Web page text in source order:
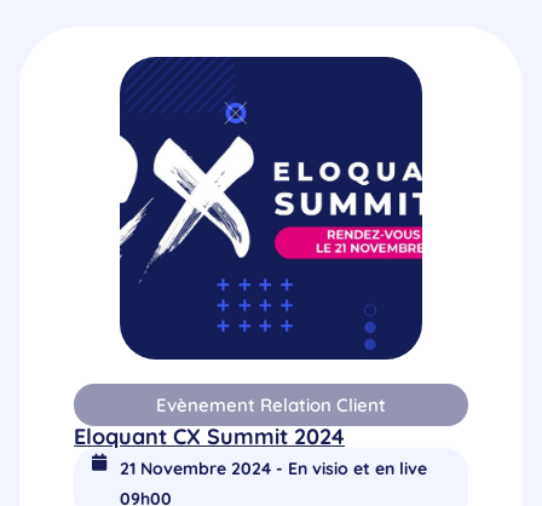
Evènement Relation Client
Eloquant CX Summit 2024
21 Novembre 2024 - En visio et en live
09h00